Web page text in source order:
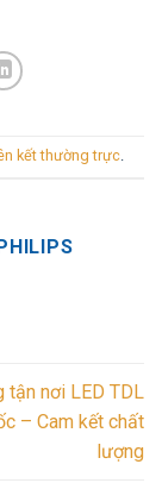
kết thường trực.
tận nơi LED TDL
– Cam kết chất
lượng